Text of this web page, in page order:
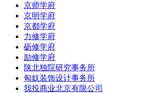
京师学府
京明学府
京都学府
力修学府
砺修学府
励修学府
陕北独院研究事务所
匈奴装饰设计事务所
我投商业北京有限公司